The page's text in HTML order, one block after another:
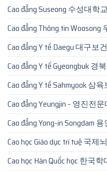
Cao đẳng Suseong 수성대학교
Cao đẳng Thông tin
Cao đẳng Y tế Daegu 대구보
Cao đẳng Y tế Gyeongbuk 경
Cao đẳng Y tế Sahmyook 삼
Cao đẳng Yeungjin – 영진전
Cao đẳng Yong-in Songdam
Cao học Giáo dục trí tuệ 국
Cao học Hàn Quốc học 한국